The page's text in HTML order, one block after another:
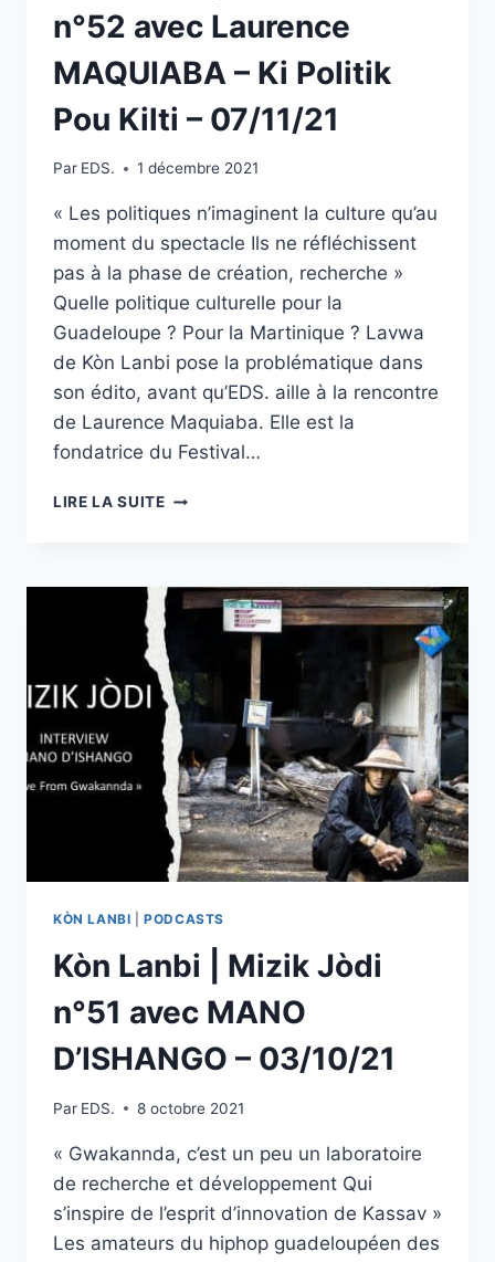
n°52 avec Laurence
MAQUIABA – Ki Politik
Pou Kilti – 07/11/21
Par EDS. 1 décembre 2021
« Les politiques n’imaginent la culture qu’au
moment du spectacle Ils ne réfléchissent
pas à la phase de création, recherche »
Quelle politique culturelle pour la
Guadeloupe ? Pour la Martinique ? Lavwa
de Kòn Lanbi pose la problématique dans
son édito, avant qu’EDS. aille à la rencontre
de Laurence Maquiaba. Elle est la
fondatrice du Festival…
LIRE LA SUITEKÒN
JÒDI
N°52
AVEC
LAURENCE
MAQUIABA
–
KI
POLITIK
POU
KILTI
–
07/11/21
KÒN LANBI |PODCASTS
Kòn Lanbi | Mizik Jòdi
n°51 avec MANO
D’ISHANGO – 03/10/21
Par EDS. 8 octobre 2021
« Gwakannda, c’est un peu un laboratoire
de recherche et développement Qui
s’inspire de l’esprit d’innovation de Kassav »
Les amateurs du hiphop guadeloupéen des